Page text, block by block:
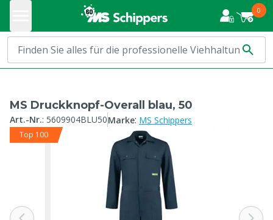
0
MS Druckknopf-Overall blau, 50
Art.-Nr.: 5609904BLU50Marke: MS Schippers
Top 100